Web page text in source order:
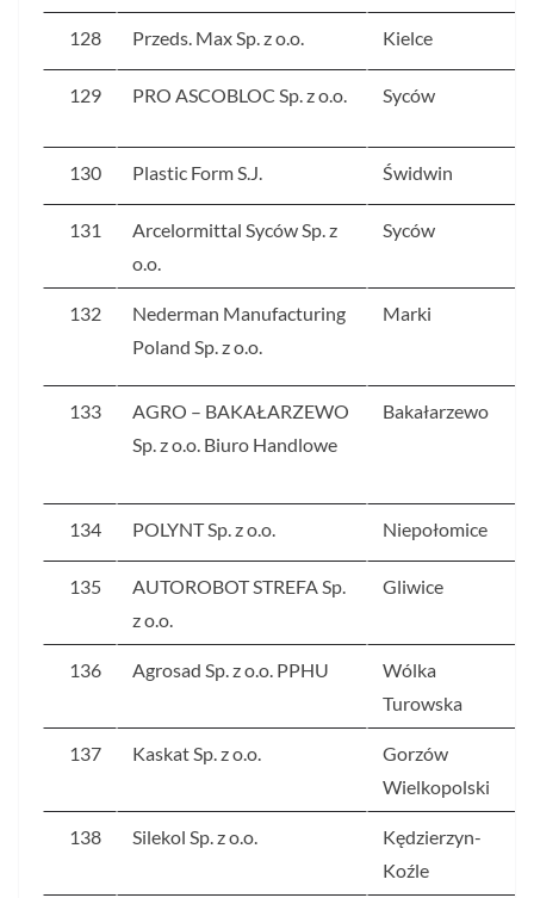
128 Przeds. Max Sp. z o.o. Kielce
129 PRO ASCOBLOC Sp. z o.o. Syców
130 Plastic Form S.J. Świdwin
131
Arcelormittal Syców Sp. z
o.o.
Syców
132
Nederman Manufacturing
Poland Sp. z o.o.
Marki
133
AGRO – BAKAŁARZEWO
Sp. z o.o. Biuro Handlowe
Bakałarzewo
134 POLYNT Sp. z o.o. Niepołomice
135
AUTOROBOT STREFA Sp.
z o.o.
Gliwice
136 Agrosad Sp. z o.o. PPHU
Wólka
Turowska
137 Kaskat Sp. z o.o.
Gorzów
Wielkopolski
138 Silekol Sp. z o.o.
Kędzierzyn-
Koźle